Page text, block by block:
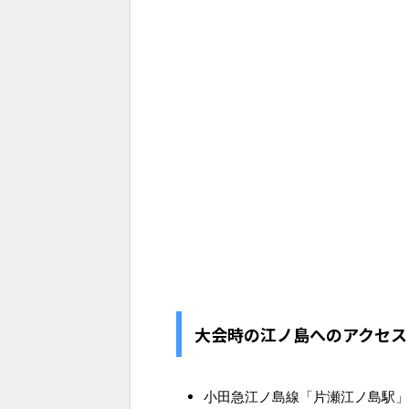
大会時の江ノ島へのアクセス
小田急江ノ島線「片瀬江ノ島駅